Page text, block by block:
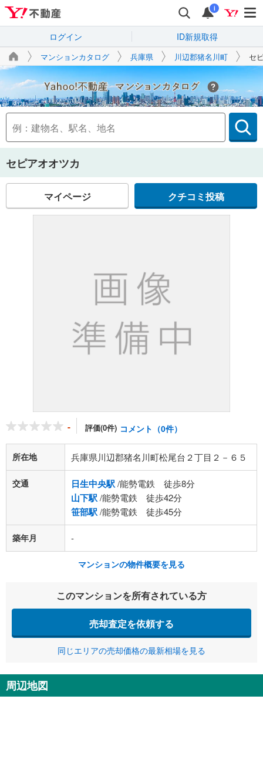
i
ログイン ID新規取得
マンションカタログ 兵庫県 川辺郡猪名川町 セ
Yahoo!不動産
セピアオオツカ
マイページ クチコミ投稿
- 評価(0件) コメント（0件）
所在地 兵庫県川辺郡猪名川町松尾台２丁目２－６５
交通 日生中央駅/能勢電鉄 徒歩8分
山下駅/能勢電鉄 徒歩42分
笹部駅/能勢電鉄 徒歩45分
築年月 -
マンションの物件概要を見る
このマンションを所有されている方
売却査定を依頼する
同じエリアの売却価格の最新相場を見る
周辺地図